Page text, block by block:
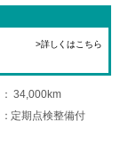
>詳しくはこちら
34,000km
定期点検整備付